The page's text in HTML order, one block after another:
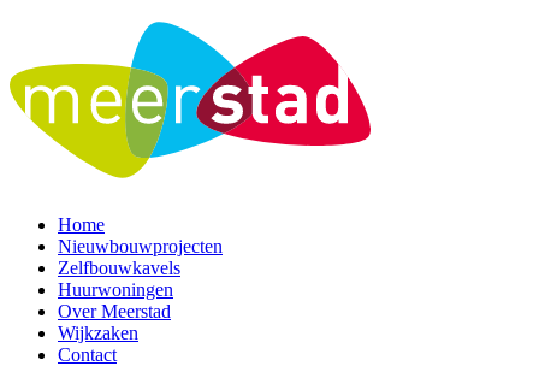
Home
Nieuwbouwprojecten
Zelfbouwkavels
Huurwoningen
Over Meerstad
Wijkzaken
Contact